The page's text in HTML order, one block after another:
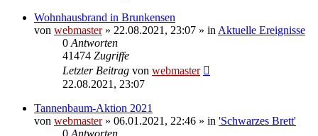
Wohnhausbrand in Brunkensen
von webmaster» 22.08.2021, 23:07 » in Aktuelle Ereignisse
0 Antworten
41474 Zugriffe
Letzter Beitrag von webmaster
22.08.2021, 23:07
Tannenbaum-Aktion 2021
von webmaster» 06.01.2021, 22:46 » in 'Schwarzes Brett'
0 Antworten